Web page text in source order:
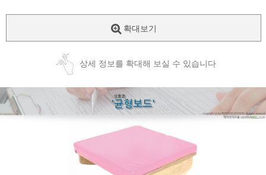
확대보기
상세 정보를 확대해 보실 수 있습니다